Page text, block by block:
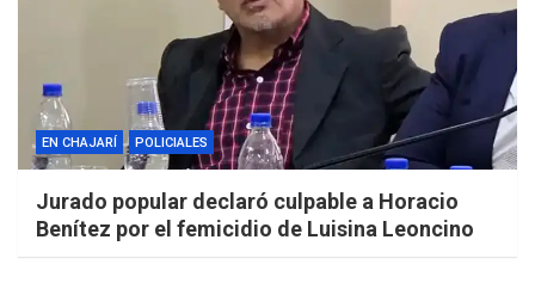
EN CHAJARÍ POLICIALES
Jurado popular declaró culpable a Horacio
Benítez por el femicidio de Luisina Leoncino